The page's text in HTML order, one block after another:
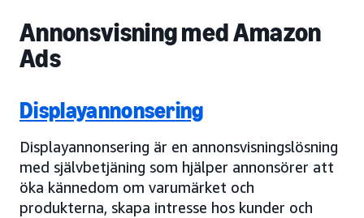
Annonsvisning med Amazon
Ads
Displayannonsering
Displayannonsering är en annonsvisningslösning
med självbetjäning som hjälper annonsörer att
öka kännedom om varumärket och
produkterna, skapa intresse hos kunder och